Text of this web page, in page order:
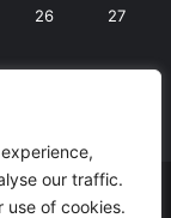
our traffic.
use of cookies.
26 27
| RexNet